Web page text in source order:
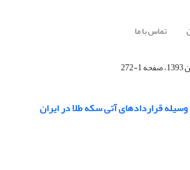
تماس با ما
قراردادهای آتی سکه طلا در ایران